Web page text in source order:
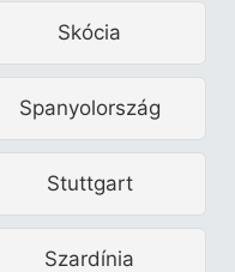
Skócia
Spanyolország
Stuttgart
Szardínia